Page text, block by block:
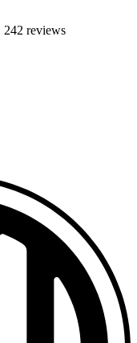
242 reviews